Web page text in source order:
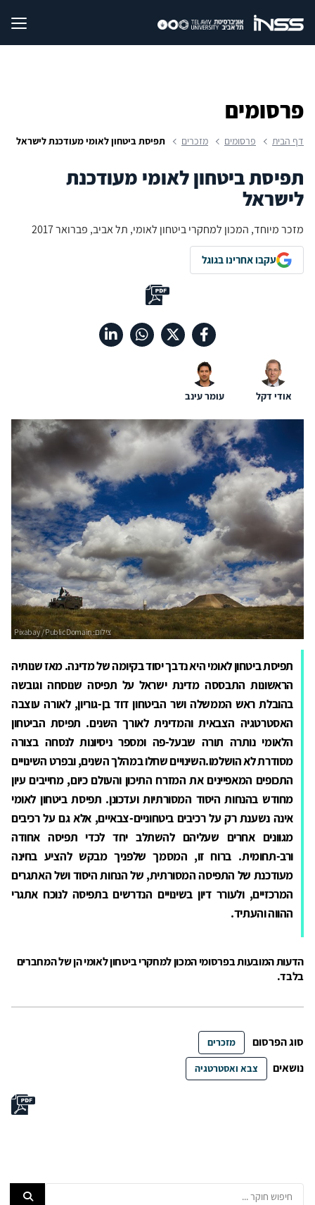
פרסומים
דף הבית פרסומים מזכרים תפיסת ביטחון לאומי מעודכנת לישראל
תפיסת ביטחון לאומי מעודכנת
לישראל
מזכר מיוחד, המכון למחקרי ביטחון לאומי, תל אביב, פברואר 2017
עקבו אחרינו בגוגל
אודי דקל עומר עינב
תפיסת ביטחון לאומי היא נדבך יסוד בקיומה של מדינה. מאז שנותיה
הראשונות התבססה מדינת ישראל על תפיסה שנוסחה וגובשה
בהובלת ראש הממשלה ושר הביטחון דוד בן-גוריון, לאורה עוצבה
האסטרטגיה הצבאית והמדינית לאורך השנים. תפיסת הביטחון
הלאומי נותרה תורה שבעל-פה ומספר ניסיונות לנסחה בצורה
מסודרת לא הושלמו.השינויים שחלו במהלך השנים, ובפרט השינויים
התכופים המאפיינים את המזרח התיכון והעולם כיום, מחייבים עיון
מחודש בהנחות היסוד המסורתיות ועדכונן. תפיסת ביטחון לאומי
אינה נשענת רק על רכיבים ביטחוניים-צבאיים, אלא גם על רכיבים
מגוונים אחרים שעליהם להשתלב יחד לכדי תפיסה אחודה
ורב-תחומית. ברוח זו, המסמך שלפניך מבקש להציע בחינה
מעודכנת של התפיסה המסורתית, של הנחות היסוד ושל האתגרים
המרכזיים, ולעורר דיון בשינויים הנדרשים בתפיסה לנוכח אתגרי
ההווה והעתיד.
הדעות המובעות בפרסומי המכון למחקרי ביטחון לאומי הן של המחברים
בלבד.
סוג הפרסום מזכרים
נושאים צבא ואסטרטגיה